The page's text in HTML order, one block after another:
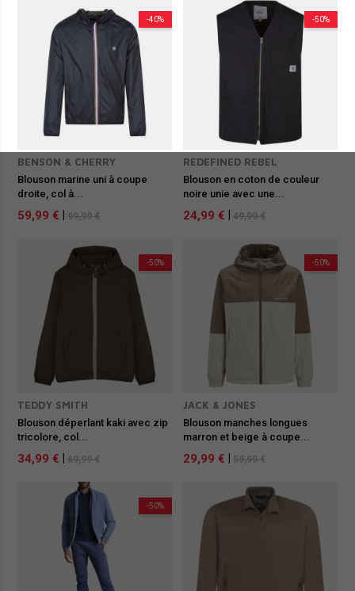
-40%
BENSON & CHERRY
Blouson marine uni à coupe
droite, col à...
59,99 € 99,99 €
-50%
REDEFINED REBEL
Blouson en coton de couleur
noire unie avec une...
24,99 € 49,99 €
-50%
TEDDY SMITH
Blouson déperlant kaki avec zip
tricolore, col...
34,99 € 69,99 €
-50%
JACK & JONES
Blouson manches longues
marron et beige à coupe...
29,99 € 59,99 €
-50%